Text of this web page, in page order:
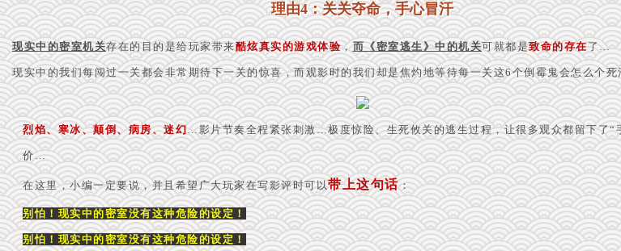
理由4：关关夺命，手心冒汗
现实中的密室机关存在的目的是给玩家带来酷炫真实的游戏体验，而《密室逃生》中的机关可就都是致命的存在了…
现实中的我们每闯过一关都会非常期待下一关的惊喜，而观影时的我们却是焦灼地等待每一关这6个倒霉鬼会怎么个
烈焰、寒冰、颠倒、病房、迷幻…影片节奏全程紧张刺激…极度惊险、生死攸关的逃生过程，让很多观众都留下了“
价…
在这里，小编一定要说，并且希望广大玩家在写影评时可以带上这句话：
别怕！现实中的密室没有这种危险的设定！
别怕！现实中的密室没有这种危险的设定！